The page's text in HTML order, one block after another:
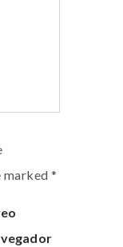
marked *